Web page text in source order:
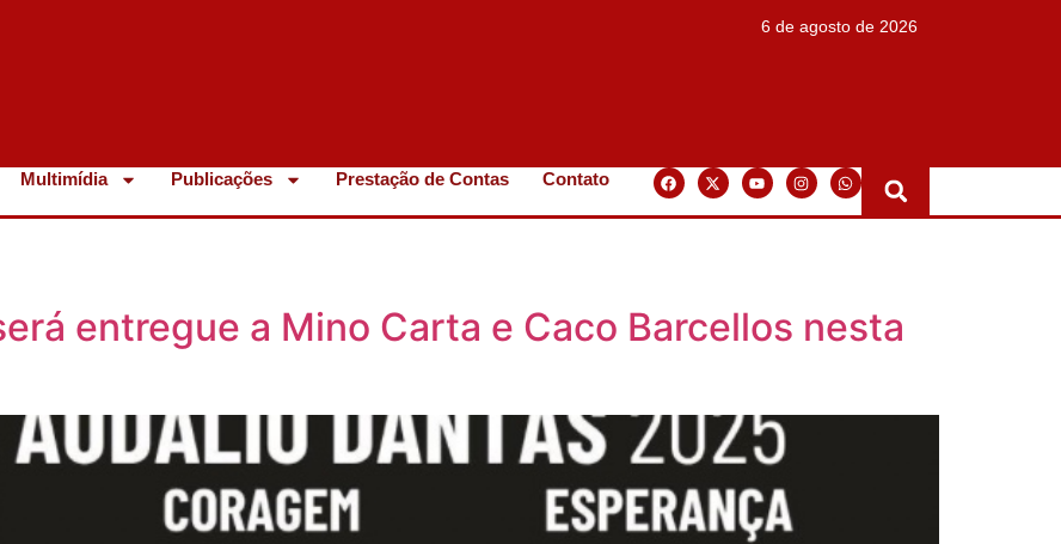
6 de agosto de 2026
Multimídia Publicações Prestação de Contas Contato
entregue a Mino Carta e Caco Barcellos nesta